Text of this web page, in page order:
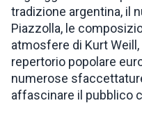
tradizione argentina, il
Piazzolla, le
atmosfere di Kurt Weill,
repertorio popolare
numerose
affascinare il pubblico